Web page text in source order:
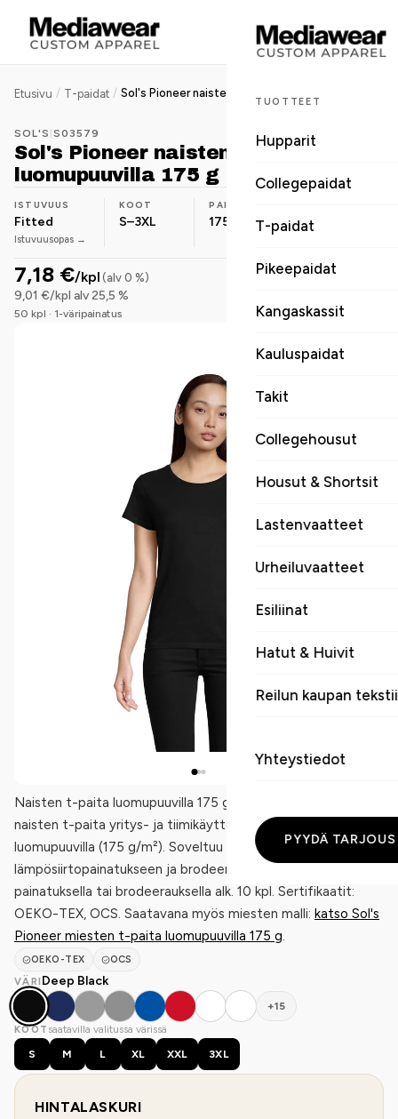
TUOTTEET
Hupparit
Collegepaidat
T-paidat
Pikeepaidat
Kangaskassit
Kauluspaidat
Takit
Collegehousut
Housut & Shortsit
Lastenvaatteet
Urheiluvaatteet
Esiliinat
Hatut & Huivit
Reilun kaupan
Yhteystiedot
PYYDÄ TARJOUS
Etusivu / T-paidat /
SOL'S S03579
Sol's Pioneer naisten t-paita
luomupuuvilla 175 g
ISTUVUUS
Fitted
Istuvuusopas →
KOOT
S–3XL
PAINO
175 g/m² Luomupuuvilla
7,18 €/kpl (alv 0 %)
9,01 €/kpl alv 25,5 %
50 kpl · 1-väripainatus
Naisten t-paita luomupuuvilla 175 g — Sol's Pioneer on
naisten t-paita yritys- ja tiimikäyttöön. Materiaali on 100%
luomupuuvilla (175 g/m²). Soveltuu silkkipainatukseen,
lämpösiirtopainatukseen ja brodeeraukseen. Saatavilla
painatuksella tai brodeerauksella alk. 10 kpl. Sertifikaatit:
OEKO-TEX, OCS. Saatavana myös miesten malli: katso Sol's
Pioneer miesten t-paita luomupuuvilla 175 g.
OEKO-TEX
OCS
VÄRI Deep Black
+15
KOOT saatavilla valitussa värissä
S
M L XL XXL 3XL
HINTALASKURI